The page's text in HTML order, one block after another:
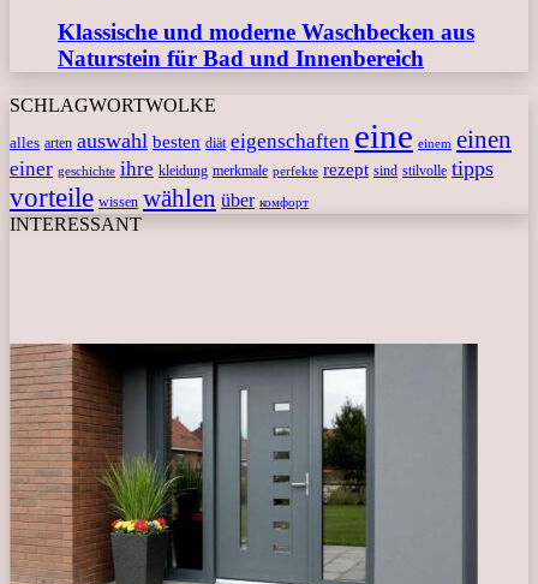
Klassische und moderne Waschbecken aus
Naturstein für Bad und Innenbereich
SCHLAGWORTWOLKE
alles arten auswahl besten diät eigenschaften eine einem einen
einer geschichte ihre kleidung merkmale perfekte rezept sind stilvolle tipps
vorteile wissen wählen über комфорт
INTERESSANT